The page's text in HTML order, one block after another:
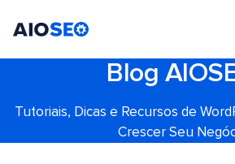
Blog
Tutoriais, Dicas e Recursos de
Crescer Seu